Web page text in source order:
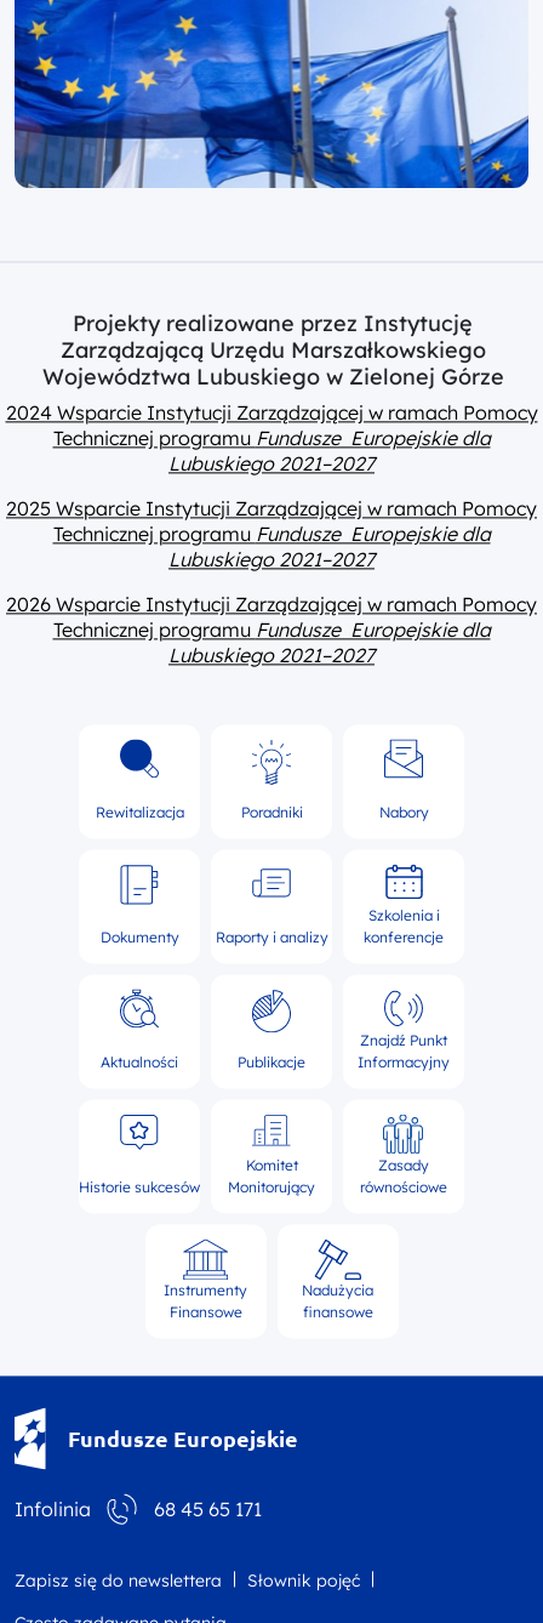
Projekty realizowane przez Instytucję
Zarządzającą Urzędu Marszałkowskiego
Województwa Lubuskiego w Zielonej Górze
2024 Wsparcie Instytucji Zarządzającej w ramach Pomocy
Technicznej programu Fundusze Europejskie dla
Lubuskiego 2021–2027
2025 Wsparcie Instytucji Zarządzającej w ramach Pomocy
Technicznej programu Fundusze Europejskie dla
Lubuskiego 2021–2027
2026 Wsparcie Instytucji Zarządzającej w ramach Pomocy
Technicznej programu Fundusze Europejskie dla
Lubuskiego 2021–2027
Rewitalizacja Poradniki Nabory
Dokumenty Raporty i analizy
Szkolenia i
konferencje
Aktualności Publikacje
Znajdź Punkt
Informacyjny
Historie sukcesów
Komitet
Monitorujący
Zasady
równościowe
Instrumenty
Finansowe
Nadużycia
finansowe
Fundusze Europejskie
Infolinia 68 45 65 171
Zapisz się do newslettera
Słownik pojęć